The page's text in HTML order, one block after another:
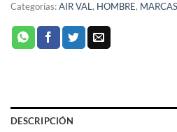
Categorías:AIR VAL, HOMBRE, MARCAS
DESCRIPCIÓN